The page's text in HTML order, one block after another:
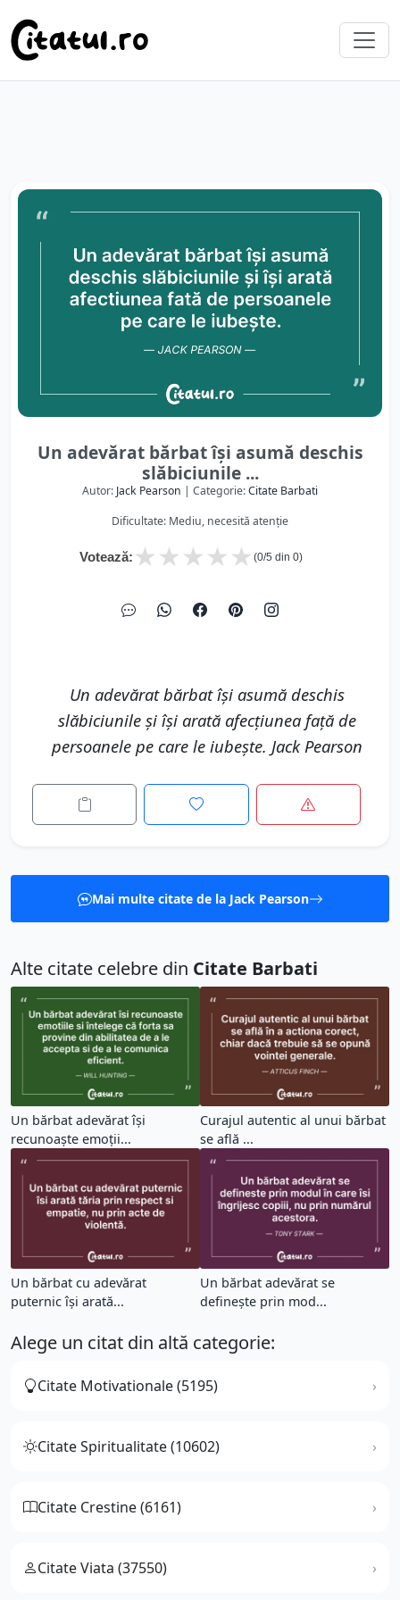
Un adevărat bărbat își asumă deschis
slăbiciunile ...
Autor: Jack Pearson | Categorie:Citate Barbati
Dificultate: Mediu, necesită atenție
Votează: ★
★
★
★
★ (0/5 din 0)
Un adevărat bărbat își asumă deschis
slăbiciunile și își arată afecțiunea față de
persoanele pe care le iubește. Jack Pearson
Mai multe citate de la Jack Pearson
Alte citate celebre din Citate Barbati
Un bărbat adevărat își
recunoaște emoții...
Curajul autentic al unui bărbat
se află ...
Un bărbat cu adevărat
puternic își arată...
Un bărbat adevărat se
definește prin mod...
Alege un citat din altă categorie:
Citate Motivationale (5195)
Citate Spiritualitate (10602)
Citate Crestine (6161)
Citate Viata (37550)